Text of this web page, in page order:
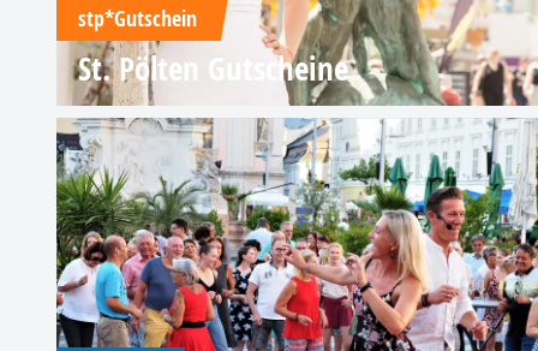
stp*Gutschein
St. Pölten Gutscheine